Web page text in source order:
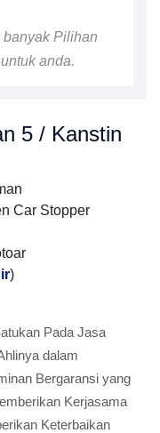
banyak Pilihan
anda.
5 / Kanstin
Car Stopper
)
Pada Jasa
dalam
Bergaransi yang
Kerjasama
Keterbaikan